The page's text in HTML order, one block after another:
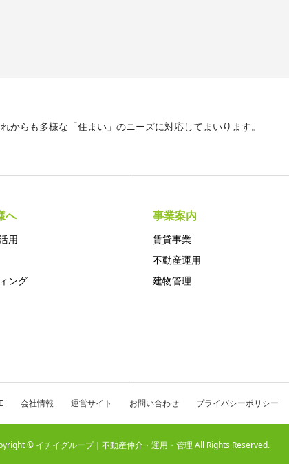
からも多様な「住まい」のニーズに対応してまいります。
へ
用
ング
事業案内
賃貸事業
不動産運用
建物管理
会社情報 運営サイト お問い合わせ プライバシーポリシー
© イチイグループ｜不動産仲介・運用・管理 All Rights Reserved.